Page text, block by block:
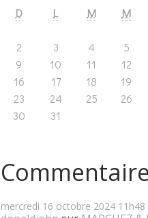
D L M M
2
3 4 5
9
10 11 12
16
17 18 19
23
24 25 26
30
31
mercredi 16 octobre 2024 11h48